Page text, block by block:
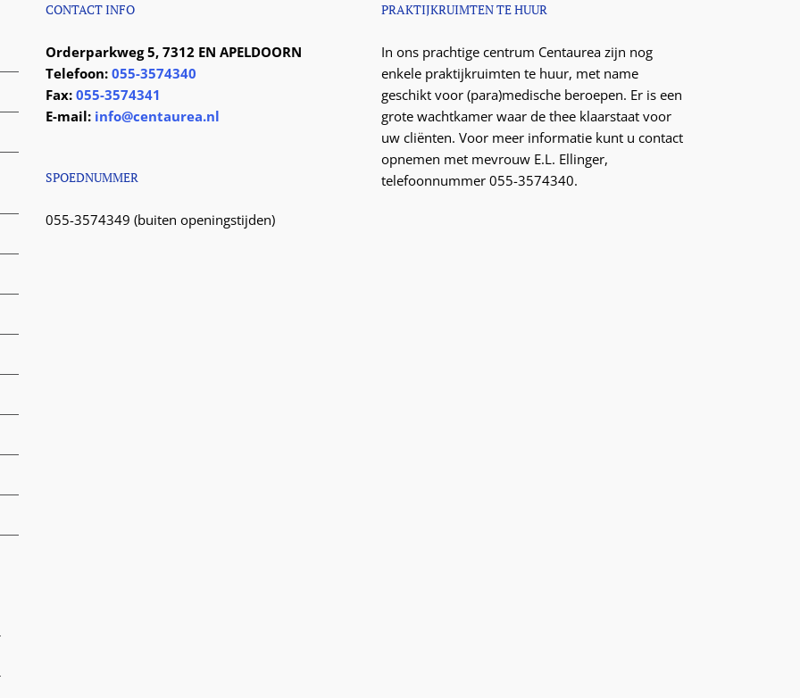
CONTACT INFO
Orderparkweg 5, 7312 EN APELDOORN
Telefoon: 055-3574340
Fax: 055-3574341
E-mail: info@centaurea.nl
SPOEDNUMMER
055-3574349 (buiten openingstijden)
PRAKTIJKRUIMTEN TE HUUR
In ons prachtige centrum Centaurea zijn nog
enkele praktijkruimten te huur, met name
geschikt voor (para)medische beroepen. Er is een
grote wachtkamer waar de thee klaarstaat voor
uw cliënten. Voor meer informatie kunt u contact
opnemen met mevrouw E.L. Ellinger,
telefoonnummer 055-3574340.